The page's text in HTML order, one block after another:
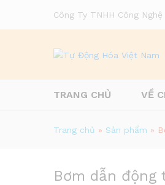
Công Ty TNHH Công
TRANG CHỦ VỀ
Trang chủ » Sản phẩm »
Bơm dẫn động